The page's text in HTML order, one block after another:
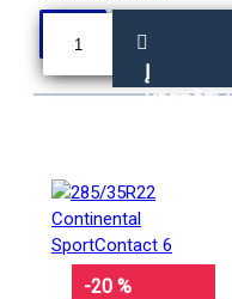
Į
KREPŠELĮ
-20 %